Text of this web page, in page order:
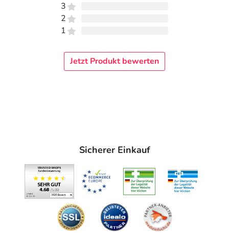
3
2
1
Jetzt Produkt bewerten
Sicherer Einkauf